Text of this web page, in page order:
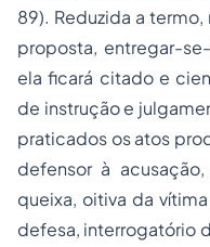
89). Reduzida a
proposta, entregar-
ela ficará citado e
de instrução e
praticados os atos
defensor à
queixa, oitiva da
defesa, interrogatório